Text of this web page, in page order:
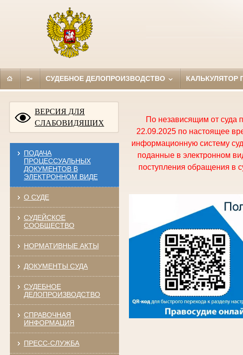
СУДЕБНОЕ ДЕЛОПРОИЗВОДСТВО
ВЕРСИЯ ДЛЯ
СЛАБОВИДЯЩИХ
ПОДАЧА
ПРОЦЕССУАЛЬНЫХ
ДОКУМЕНТОВ В
ЭЛЕКТРОННОМ ВИДЕ
О СУДЕ
СУДЕЙСКОЕ
СООБЩЕСТВО
НОРМАТИВНЫЕ АКТЫ
ДОКУМЕНТЫ СУДА
СУДЕБНОЕ
ДЕЛОПРОИЗВОДСТВО
СПРАВОЧНАЯ
ИНФОРМАЦИЯ
ПРЕСС-СЛУЖБА
По независящим от суда
22.09.2025 по настоящее
информационную систему
поданные в электронном
поступления обращения в